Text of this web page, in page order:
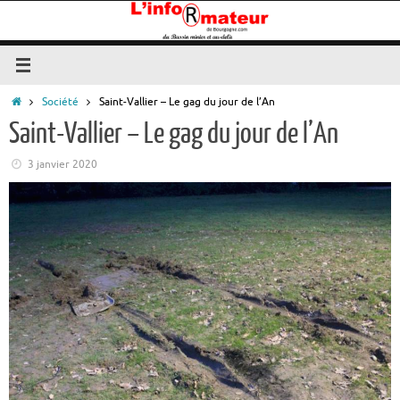
contenu
Accueil
Société Saint-Vallier – Le gag du jour de l’An
Saint-Vallier – Le gag du jour de l’An
3 janvier 2020